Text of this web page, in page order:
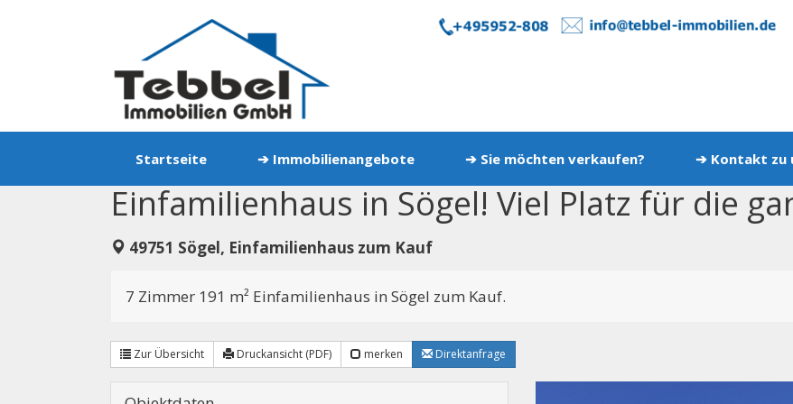
Startseite ➔ Immobilienangebote ➔ Sie möchten verkaufen? ➔ Kontakt zu
Einfamilienhaus in Sögel! Viel Platz für die
49751 Sögel, Einfamilienhaus zum Kauf
7 Zimmer 191 m² Einfamilienhaus in Sögel zum Kauf.
Zur Übersicht Druckansicht (PDF) merken Direktanfrage